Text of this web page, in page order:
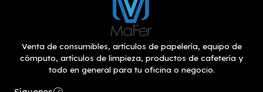
Venta de consumibles, artículos de papelería, equipo de
cómputo, artículos de limpieza, productos de cafetería y
todo en general para tu oficina o negocio.